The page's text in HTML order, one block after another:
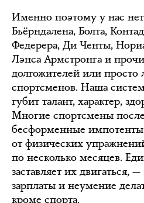
Именно поэтому у нас
Бьёрндалена, Болта,
Федерера, Ди Ченты,
Лэнса Армстронга и
долгожителей или просто
спортсменов. Наша
губит талант, характер,
Многие спортсмены
бесформенные
от физических
по несколько месяцев.
заставляет их двигаться,
зарплаты и неумение
кроме спорта.